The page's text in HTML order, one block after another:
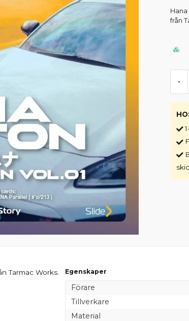
från
-
Tarmac Works. Egenskaper
Förare
Tillverkare
Material